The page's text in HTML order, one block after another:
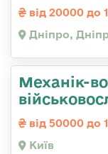
від 20000 до
Дніпро,
Механік-
від 50000 до
Київ